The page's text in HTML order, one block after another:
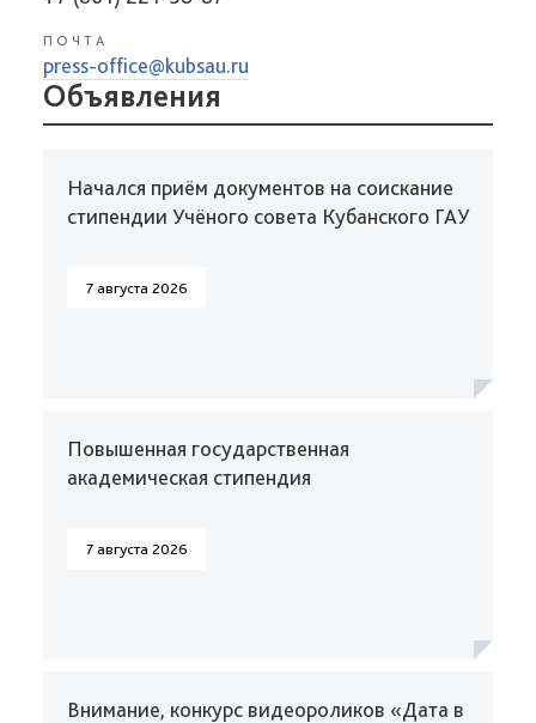
ПОЧТА
press-office@kubsau.ru
Объявления
Начался приём документов на соискание
стипендии Учёного совета Кубанского ГАУ
7 августа 2026
Повышенная государственная
академическая стипендия
7 августа 2026
Внимание, конкурс видеороликов «Дата в